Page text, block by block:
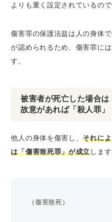
よりも重く設定されているので
傷害罪の保護法益は人の身体
が認められるため、傷害罪に
す。
被害者が死亡した場合
故意があれば「殺人罪」
他人の身体を傷害し、それに
は「傷害致死罪」が成立します
（傷害致死）